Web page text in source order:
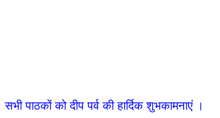
सभी पाठकों को दीप पर्व की हार्दिक शुभकामनाएं ।